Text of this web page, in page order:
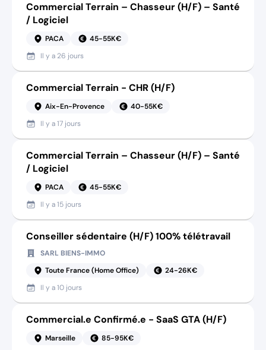
Commercial Terrain – Chasseur (H/F) – Santé
/ Logiciel
PACA
45-55K€
Il y a 26 jours
Commercial Terrain - CHR (H/F)
Aix-En-Provence
40-55K€
Il y a17 jours
Commercial Terrain – Chasseur (H/F) – Santé
/ Logiciel
PACA
45-55K€
Il y a15 jours
Conseiller sédentaire (H/F) 100% télétravail
SARL BIENS-IMMO
Toute France (Home Office)
24-26K€
Il y a10 jours
Commercial.e Confirmé.e - SaaS GTA (H/F)
Marseille
85-95K€